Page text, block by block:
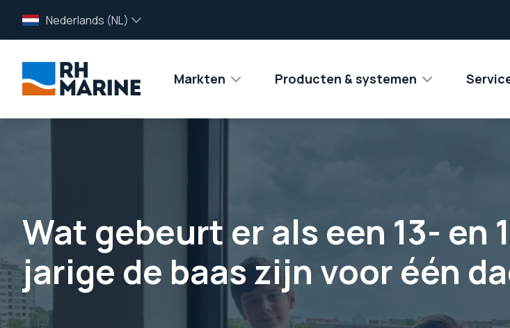
Nederlands (NL)
Markten Producten & systemen
Wat gebeurt er als een 13- en
jarige de baas zijn voor één